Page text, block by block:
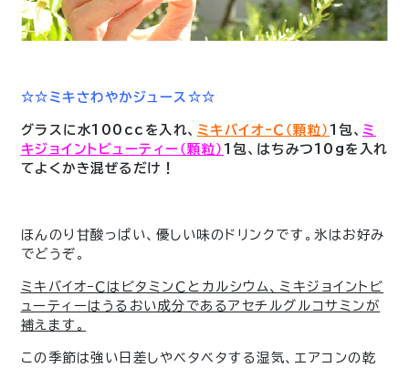
☆☆ミキさわやかジュース☆☆
グラスに水100ccを入れ、 ミキバイオｰＣ（顆粒） 1包、 ミ
キジョイントビューティー（顆粒） 1包、はちみつ10gを入れ
てよくかき混ぜるだけ！
ほんのり甘酸っぱい、優しい味のドリンクです。氷はお好み
でどうぞ。
ミキバイオｰＣはビタミンＣとカルシウム、ミキジョイントビ
ューティーはうるおい成分であるアセチルグルコサミンが
補えます。
この季節は強い日差しやベタベタする湿気、エアコンの乾